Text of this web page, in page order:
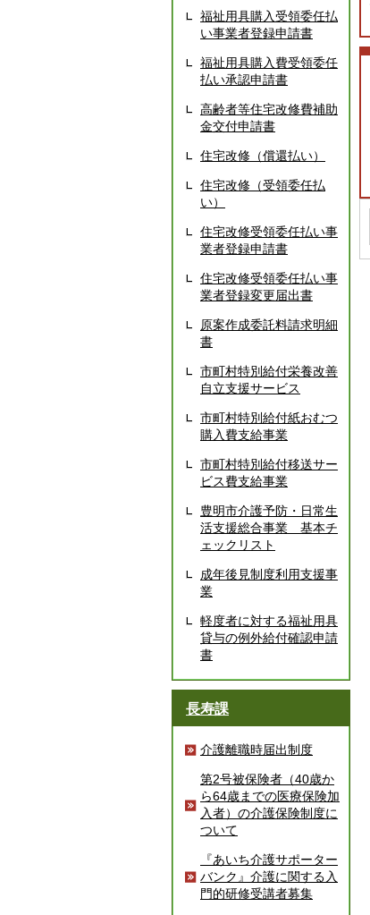
福祉用具購入受領委任払
い事業者登録申請書
福祉用具購入費受領委任
払い承認申請書
高齢者等住宅改修費補助
金交付申請書
住宅改修（償還払い）
住宅改修（受領委任払
い）
住宅改修受領委任払い事
業者登録申請書
住宅改修受領委任払い事
業者登録変更届出書
原案作成委託料請求明細
書
市町村特別給付栄養改善
自立支援サービス
市町村特別給付紙おむつ
購入費支給事業
市町村特別給付移送サー
ビス費支給事業
豊明市介護予防・日常生
活支援総合事業 基本チ
ェックリスト
成年後見制度利用支援事
業
軽度者に対する福祉用具
貸与の例外給付確認申請
書
長寿課
介護離職時届出制度
第2号被保険者（40歳か
ら64歳までの医療保険加
入者）の介護保険制度に
ついて
『あいち介護サポーター
バンク』介護に関する入
門的研修受講者募集